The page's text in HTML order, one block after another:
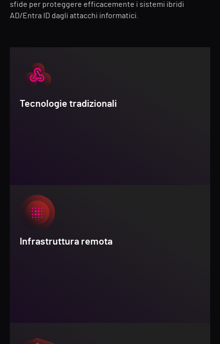
sfide per proteggere efficacemente i sistemi ibridi
AD/Entra ID dagli attacchi informatici.
Tecnologie tradizionali
Infrastruttura remota